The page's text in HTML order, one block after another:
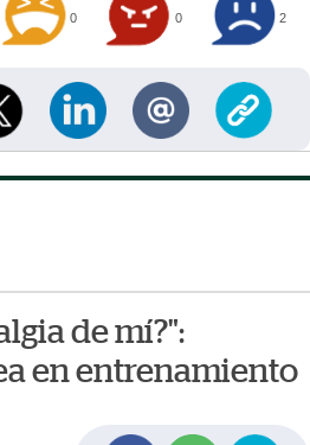
0 0 2
de mí?":
en entrenamiento